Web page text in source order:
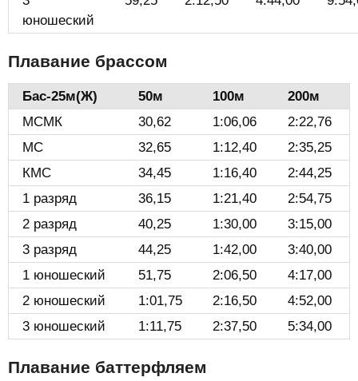
юношеский
Плавание брассом
Бас-25м(Ж)️ 50м 100м
200м
МСМК
30,62 1:06,06
2:22,76
МС
32,65 1:12,40
2:35,25
КМС
34,45 1:16,40
2:44,25
1 разряд
36,15 1:21,40
2:54,75
2 разряд
40,25 1:30,00
3:15,00
3 разряд
44,25 1:42,00
3:40,00
1 юношеский
51,75 2:06,50
4:17,00
2 юношеский
1:01,75 2:16,50
4:52,00
3 юношеский
1:11,75 2:37,50 5:34,00
Плавание баттерфляем